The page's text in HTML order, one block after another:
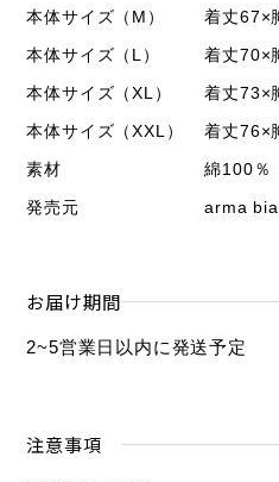
本体サイズ（M）
着丈67×
本体サイズ（L）
着丈70×
本体サイズ（XL）
着丈73×
本体サイズ（XXL）
着丈76×
素材
綿100％
発売元
arma
お届け期間
2~5営業日以内に発送予定
注意事項